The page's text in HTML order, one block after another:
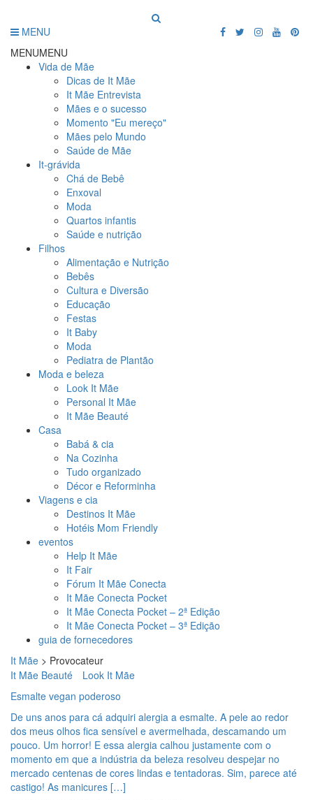
MENU
MENUMENU
Vida de Mãe
Dicas de It Mãe
It Mãe Entrevista
Mães e o sucesso
Momento "Eu mereço"
Mães pelo Mundo
Saúde de Mãe
It-grávida
Chá de Bebê
Enxoval
Moda
Quartos infantis
Saúde e nutrição
Filhos
Alimentação e Nutrição
Bebês
Cultura e Diversão
Educação
Festas
It Baby
Moda
Pediatra de Plantão
Moda e beleza
Look It Mãe
Personal It Mãe
It Mãe Beauté
Casa
Babá & cia
Na Cozinha
Tudo organizado
Décor e Reforminha
Viagens e cia
Destinos It Mãe
Hotéis Mom Friendly
eventos
Help It Mãe
It Fair
Fórum It Mãe Conecta
It Mãe Conecta Pocket
It Mãe Conecta Pocket – 2ª Edição
It Mãe Conecta Pocket – 3ª Edição
guia de fornecedores
It Mãe > Provocateur
It Mãe Beauté
Look It Mãe
Esmalte vegan poderoso
De uns anos para cá adquiri alergia a esmalte. A pele ao redor
dos meus olhos fica sensível e avermelhada, descamando um
pouco. Um horror! E essa alergia calhou justamente com o
momento em que a indústria da beleza resolveu despejar no
mercado centenas de cores lindas e tentadoras. Sim, parece até
castigo! As manicures […]